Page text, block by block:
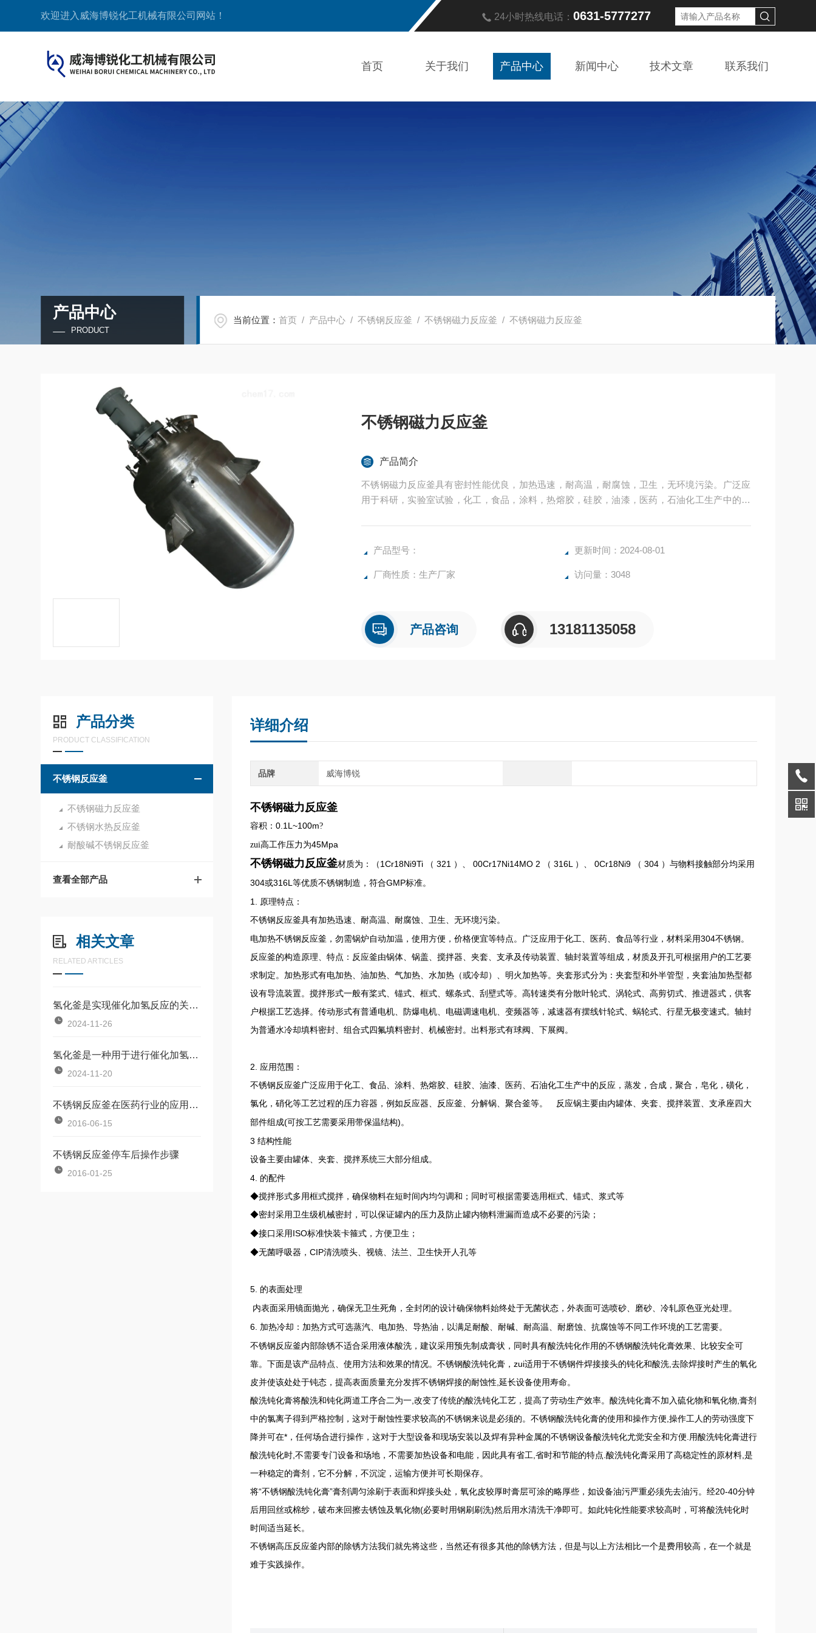
欢迎进入威海博锐化工机械有限公司网站！ 24小时热线电话： 0631-5777277
首页 关于我们 产品中心 新闻中心 技术文章 联系我们
产品中心
PRODUCT
当前位置：首页 / 产品中心 /不锈钢反应釜 /不锈钢磁力反应釜 / 不锈钢磁力反应釜
不锈钢磁力反应釜
产品简介
不锈钢磁力反应釜具有密封性能优良，加热迅速，耐高温，耐腐蚀，卫生，无环境污染。广泛应
用于科研，实验室试验，化工，食品，涂料，热熔胶，硅胶，油漆，医药，石油化工生产中的反
产品型号：
更新时间：2024-08-01
厂商性质：生产厂家 访问量：3048
产品咨询 13181135058
产品分类
PRODUCT CLASSIFICATION
不锈钢反应釜
不锈钢磁力反应釜
不锈钢水热反应釜
耐酸碱不锈钢反应釜
查看全部产品
相关文章
RELATED ARTICLES
氢化釜是实现催化加氢反应的关键设备
2024-11-26
氢化釜是一种用于进行催化加氢反应的压力容器
2024-11-20
不锈钢反应釜在医药行业的应用前景
2016-06-15
不锈钢反应釜停车后操作步骤
2016-01-25
详细介绍
品牌 威海博锐
不锈钢磁力反应釜
容积： 0.1L~100m?
zui高工作压力为45Mpa
不锈钢磁力反应釜材质为：（ 1Cr18Ni9Ti （ 321 ）、 00Cr17Ni14MO 2 （ 316L ）、 0Cr18Ni9 （ 304 ）与物料接触部分均采用
304或316L 等优质不锈钢制造，符合GMP标准。
1.
原理特点：
不锈钢反应釜具有加热迅速、耐高温、耐腐蚀、卫生、无环境污染。
电加热不锈钢反应釜，勿需锅炉自动加温，使用方便，价格便宜等特点。广泛应用于化工、医药、食品等行业，材料采用304不锈钢。
反应釜的构造原理、特点：反应釜由锅体、锅盖、搅拌器、夹套、支承及传动装置、轴封装置等组成，材质及开孔可根据用户的工艺要
求制定。加热形式有电加热、油加热、气加热、水加热（或冷却）、明火加热等。夹套形式分为：夹套型和外半管型，夹套油加热型都
设有导流装置。搅拌形式一般有桨式、锚式、框式、螺条式、刮壁式等。高转速类有分散叶轮式、涡轮式、高剪切式、推进器式，供客
户根据工艺选择。传动形式有普通电机、防爆电机、电磁调速电机、变频器等，减速器有摆线针轮式、蜗轮式、行星无极变速式。轴封
为普通水冷却填料密封、组合式四氟填料密封、机械密封。出料形式有球阀、下展阀。
2.
应用范围：
不锈钢反应釜广泛应用于化工、食品、涂料、热熔胶、硅胶、油漆、医药、石油化工生产中的反应，蒸发，合成，聚合，皂化，磺化，
氯化，硝化等工艺过程的压力容器，例如反应器、反应釜、分解锅、聚合釜等。 反应锅主要由内罐体、夹套、搅拌装置、支承座四大
部件组成(可按工艺需要采用带保温结构)。
3 结构性能
设备主要由罐体、夹套、搅拌系统三大部分组成。
4. 的配件
◆搅拌形式多用框式搅拌，确保物料在短时间内均匀调和；同时可根据需要选用框式、锚式、浆式等
◆密封采用卫生级机械密封，可以保证罐内的压力及防止罐内物料泄漏而造成不必要的污染；
◆接口采用 ISO标准快装卡箍式，方便卫生；
◆无菌呼吸器， CIP清洗喷头、视镜、法兰、卫生快开人孔等
5. 的表面处理
内表面采用镜面抛光，确保无卫生死角，全封闭的设计确保物料始终处于无菌状态，外表面可选喷砂、磨砂、冷轧原色亚光处理。
6. 加热冷却：加热方式可选蒸汽、电加热、导热油，以满足耐酸、耐碱、耐高温、耐磨蚀、抗腐蚀等不同工作环境的工艺需要。
不锈钢反应釜内部除锈不适合采用液体酸洗，建议采用预先制成膏状，同时具有酸洗钝化作用的不锈钢酸洗钝化膏效果、比较安全可
靠。下面是该产品特点、使用方法和效果的情况。不锈钢酸洗钝化膏，zui适用于不锈钢件焊接接头的钝化和酸洗,去除焊接时产生的氧化
皮并使该处处于钝态，提高表面质量充分发挥不锈钢焊接的耐蚀性,延长设备使用寿命。
酸洗钝化膏将酸洗和钝化两道工序合二为一,改变了传统的酸洗钝化工艺，提高了劳动生产效率。酸洗钝化膏不加入硫化物和氧化物,膏剂
中的氯离子得到严格控制，这对于耐蚀性要求较高的不锈钢来说是必须的。不锈钢酸洗钝化膏的使用和操作方便,操作工人的劳动强度下
降并可在*，任何场合进行操作，这对于大型设备和现场安装以及焊有异种金属的不锈钢设备酸洗钝化尤觉安全和方便.用酸洗钝化膏进行
酸洗钝化时,不需要专门设备和场地，不需要加热设备和电能，因此具有省工,省时和节能的特点.酸洗钝化膏采用了高稳定性的原材料,是
一种稳定的膏剂，它不分解，不沉淀，运输方便并可长期保存。
将“不锈钢酸洗钝化膏”膏剂调匀涂刷于表面和焊接头处，氧化皮较厚时膏层可涂的略厚些，如设备油污严重必须先去油污。经20-40分钟
后用回丝或棉纱，破布来回擦去锈蚀及氧化物(必要时用钢刷刷洗)然后用水清洗干净即可。如此钝化性能要求较高时，可将酸洗钝化时
时间适当延长。
不锈钢高压反应釜内部的除锈方法我们就先将这些，当然还有很多其他的除锈方法，但是与以上方法相比一个是费用较高，在一个就是
难于实践操作。